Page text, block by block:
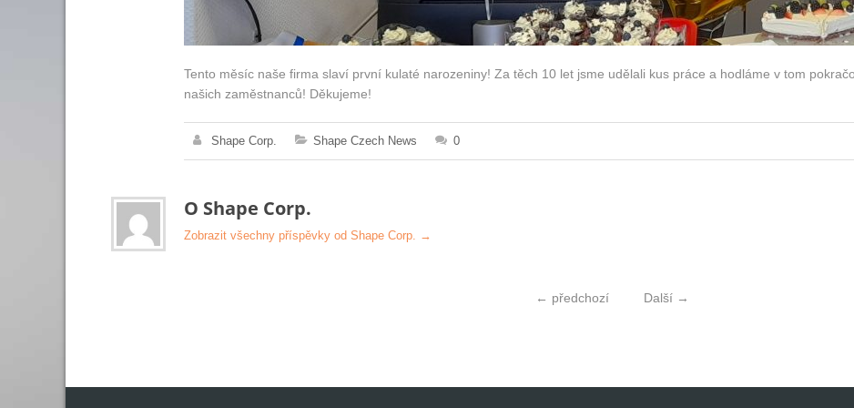
Tento měsíc naše firma slaví první kulaté narozeniny! Za těch 10 let jsme udělali kus práce a hodláme v tom
našich zaměstnanců! Děkujeme!
Shape Corp. Shape Czech News 0
O Shape Corp.
Zobrazit všechny příspěvky od Shape Corp. →
← předchozí Další →